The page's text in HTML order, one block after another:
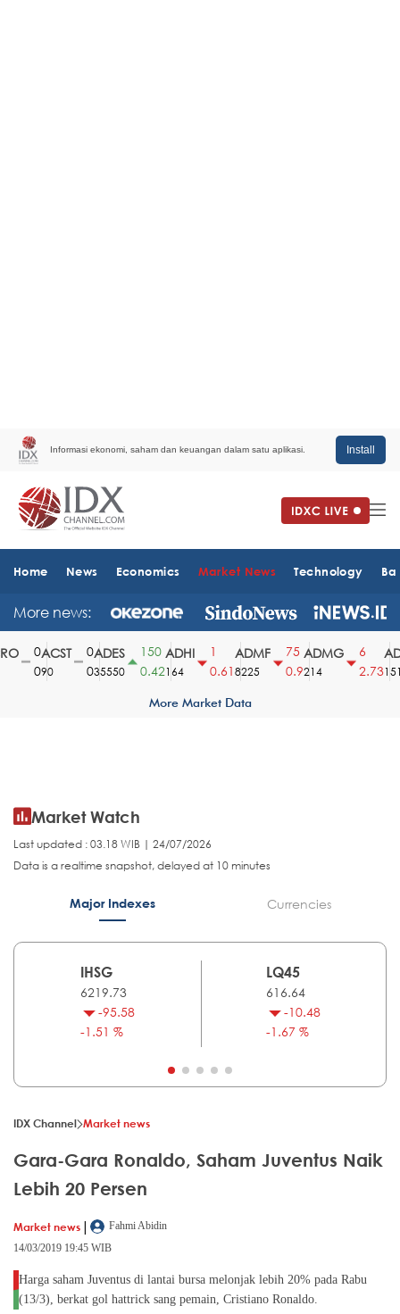
Informasi ekonomi, saham dan keuangan dalam satu aplikasi. Install
Home News Economics Market News Technology
More news:
ACST
90
ADES
35550
150
0.42
ADHI
164
0.61
ADMF
8225
75
0.9
ADMG
214
2.731510
More Market Data
Market Watch
Last updated : 03.18 WIB | 24/07/2026
Data is a realtime snapshot, delayed at 10 minutes
Major Indexes Currencies
IHSG
6219.73
-95.58
-1.51 %
LQ45
616.64
-10.48
-1.67 %
IDX Channel Market news
Gara-Gara Ronaldo, Saham Juventus Naik
Lebih 20 Persen
Market news |
Fahmi Abidin
14/03/2019 19:45 WIB
Harga saham Juventus di lantai bursa melonjak lebih 20% pada Rabu
(13/3), berkat gol hattrick sang pemain, Cristiano Ronaldo.